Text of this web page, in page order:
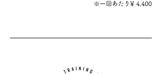
※一回あたり¥ 4,400